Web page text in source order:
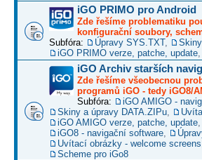
iGO PRIMO pro Android
Zde řešíme problematiku
konfigurační soubory,
Subfóra:
Úpravy SYS.TXT,
iGO PRIMO verze, patche, update
iGO Archiv starších
Zde řešíme všeobecnou
programů iGO - tedy iGO8/
Subfóra:
iGO AMIGO -
Skiny a úpravy DATA.ZIPu
iGO AMIGO verze, patche, update
iGO8 - navigační software
Uvítací obrázky - welcome screens
Scheme pro iGo8